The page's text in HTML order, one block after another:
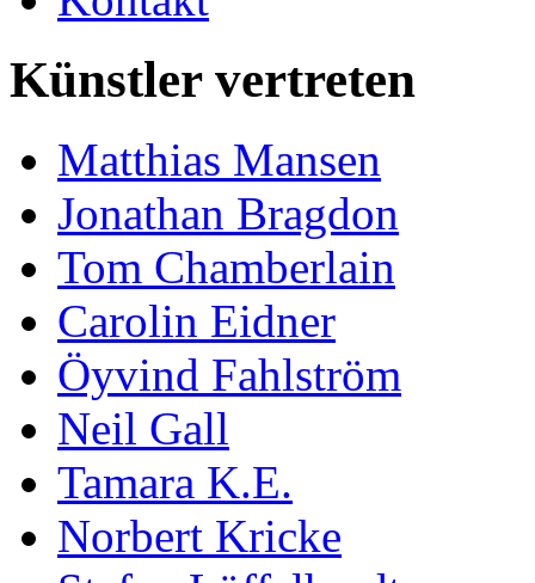
Künstler vertreten
Matthias Mansen
Jonathan Bragdon
Tom Chamberlain
Carolin Eidner
Öyvind Fahlström
Neil Gall
Tamara K.E.
Norbert Kricke